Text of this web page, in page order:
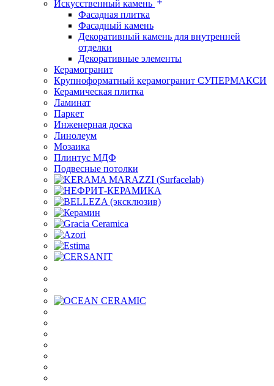
Искусственный камень
Фасадная плитка
Фасадный камень
Декоративный камень для внутренней
отделки
Декоративные элементы
Керамогранит
Крупноформатный керамогранит СУПЕРМАКСИ
Керамическая плитка
Ламинат
Паркет
Инженерная доска
Линолеум
Мозаика
Плинтус МДФ
Подвесные потолки